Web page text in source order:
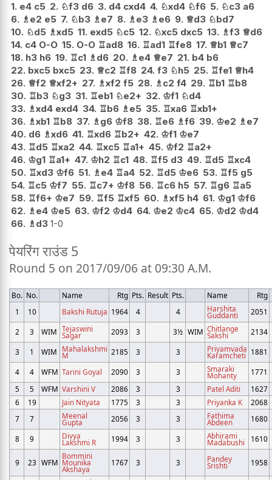
1. e4 c5 2. ♘f3 d6 3. d4 cxd4 4. ♘xd4 ♘f6 5. ♘c3 a6
6. ♗e2 e5 7. ♘b3 ♗e7 8. ♗e3 ♗e6 9. ♕d3 ♘bd7
10. ♘d5 ♗xd5 11. exd5 ♘c5 12. ♘xc5 dxc5 13. ♗f3 ♕d6
14. c4 O-O 15. O-O ♖ad8 16. ♖ad1 ♖fe8 17. ♕b1 ♕c7
18. h3 h6 19. ♖c1 ♗d6 20. ♗e4 ♕e7 21. b4 b6
22. bxc5 bxc5 23. ♕c2 ♖f8 24. f3 ♘h5 25. ♖fe1 ♕h4
26. ♕f2 ♕xf2+ 27. ♗xf2 f5 28. ♗c2 f4 29. ♖b1 ♖b8
30. ♖b3 ♘g3 31. ♖eb1 ♘e2+ 32. ♔f1 ♘d4
33. ♗xd4 exd4 34. ♖b6 ♗e5 35. ♖xa6 ♖xb1+
36. ♗xb1 ♖b8 37. ♗g6 ♔f8 38. ♖e6 ♗f6 39. ♔e2 ♗e7
40. d6 ♗xd6 41. ♖xd6 ♖b2+ 42. ♔f1 ♔e7
43. ♖d5 ♖xa2 44. ♖xc5 ♖a1+ 45. ♔f2 ♖a2+
46. ♔g1 ♖a1+ 47. ♔h2 ♖c1 48. ♖f5 d3 49. ♖d5 ♖xc4
50. ♖xd3 ♔f6 51. ♗e4 ♖a4 52. ♖d5 ♔e6 53. ♖f5 g5
54. ♖c5 ♔f7 55. ♖c7+ ♔f8 56. ♖c6 h5 57. ♖g6 ♖a5
58. ♖f6+ ♔e7 59. ♖f5 ♖xf5 60. ♗xf5 h4 61. ♔g1 ♔f6
62. ♗e4 ♔e5 63. ♔f2 ♔d4 64. ♔e2 ♔c4 65. ♔d2 ♔d4
66. ♗d3 1-0
पेयरिंग राउंड 5
Round 5 on 2017/09/06 at 09:30 A.M.
Bo. No. Name Rtg Pts. Result Pts. Name Rtg
1
10 Bakshi Rutuja 1964 4 4 Harshita
Guddanti 2051
2 3 WIM Tejaswini
Sagar 2093 3 3½ WIM Chitlange
Sakshi 2134
3 1 WIM Mahalakshmi
M 2185 3 3 Priyamvada
Karamcheti 1881
4 4 WFM Tarini Goyal 2090 3 3 Smaraki
Mohanty
1771
5
5 WFM Varshini V 2086 3 3 Patel Aditi
1627
6
19 Jain Nityata 1775 3 3 Priyanka K
2068
7
7 Meenal
Gupta 2056 3 3 Fathima
Abdeen 1680
8 9 Divya
Lakshmi R 1994 3 3 Abhirami
Madabushi 1610
9 23 WFM
Bommini
Mounika
Akshaya
1767 3 3 Pandey
Srishti 1958